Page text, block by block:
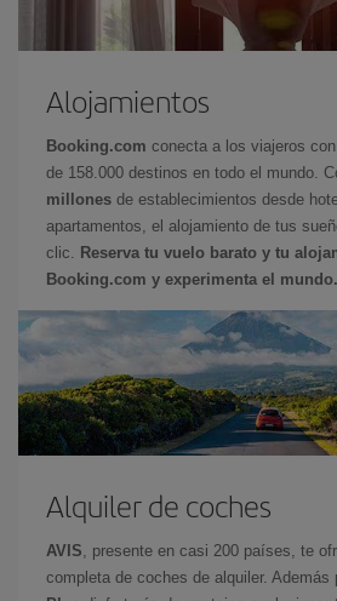
Alojamientos
Booking.com conecta a los viajeros
de 158.000 destinos en todo el mundo.
millones de establecimientos desde
apartamentos, el alojamiento de tus
clic.
Reserva tu vuelo barato y tu
Booking.com y experimenta el mundo.
Alquiler de coches
AVIS , presente en casi 200 países, te
completa de coches de alquiler. Además